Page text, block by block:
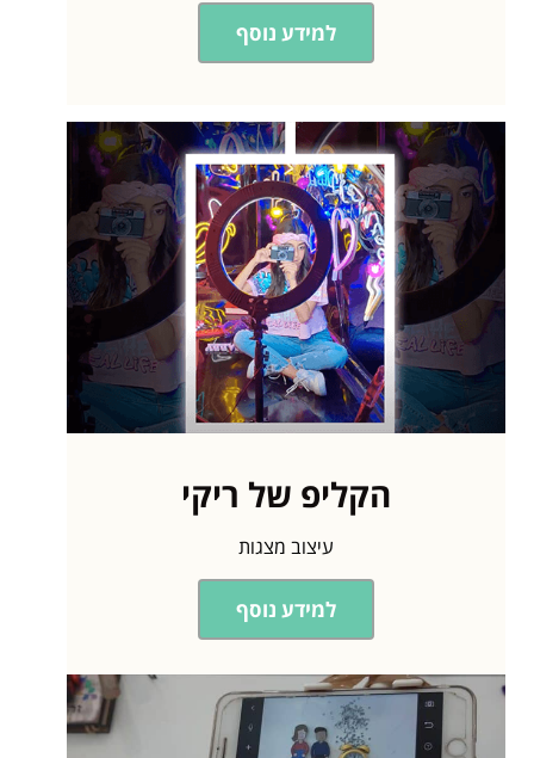
למידע נוסף
הקליפ של ריקי
עיצוב מצגות
למידע נוסף